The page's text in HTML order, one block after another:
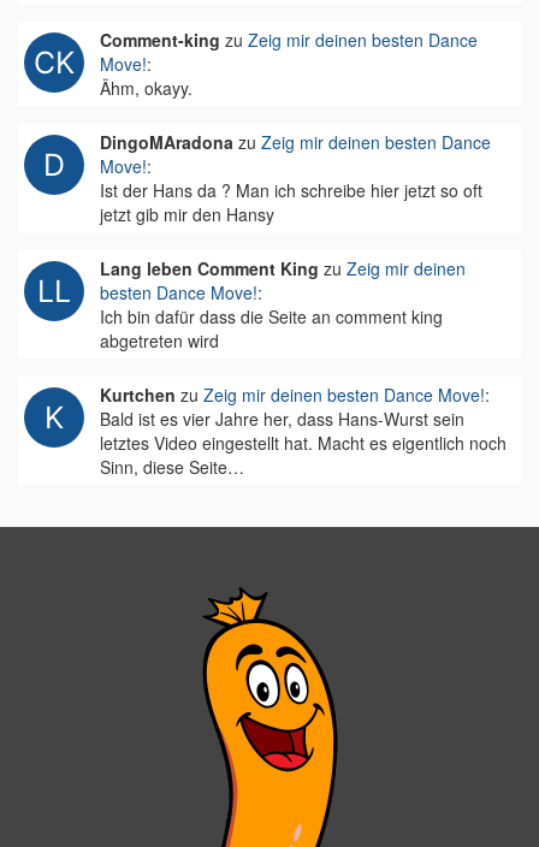
Comment-king zu Zeig mir deinen besten Dance
Move!:
Ähm, okayy.
DingoMAradona zu Zeig mir deinen besten Dance
Move!:
Ist der Hans da ? Man ich schreibe hier jetzt so oft
jetzt gib mir den Hansy
Lang leben Comment King zu Zeig mir deinen
besten Dance Move!:
Ich bin dafür dass die Seite an comment king
abgetreten wird
Kurtchen zu Zeig mir deinen besten Dance Move!:
Bald ist es vier Jahre her, dass Hans-Wurst sein
letztes Video eingestellt hat. Macht es eigentlich noch
Sinn, diese Seite…